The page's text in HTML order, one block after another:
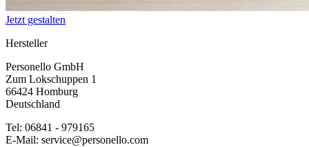
Jetzt gestalten
Hersteller
Personello GmbH
Zum Lokschuppen 1
66424 Homburg
Deutschland
Tel: 06841 - 979165
E-Mail: service@personello.com